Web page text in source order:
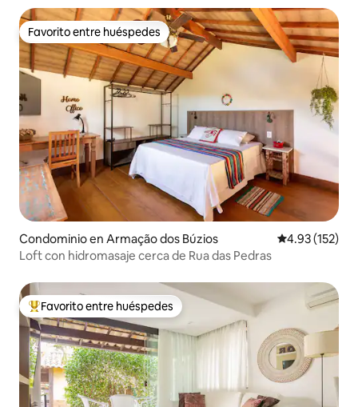
Favorito entre huéspedes
Favorito entre huéspedes
Condominio en Armação dos Búzios Calificación
4.93 (152)
Loft con hidromasaje cerca de Rua das Pedras
De los mejores en Favorito entre huéspedes
Favorito entre huéspedes